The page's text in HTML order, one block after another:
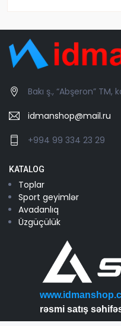
Bakı ş., “Abşeron” TM,
idmanshop@mail.ru
+994 99 334 23 29
KATALOG
Toplar
Sport geyimlər
Avadanlıq
Üzgüçülük
rəsmi satış